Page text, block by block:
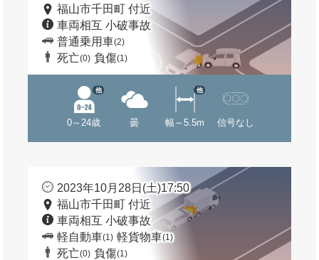
福山市千田町 付近
車両相互 小破事故
普通乗用車(2)
死亡(0) 負傷(1)
0～24歳
他
曇 幅～5.5m
他
信号なし
2023年10月28日(土)17:50
福山市千田町 付近
車両相互 小破事故
軽自動車(1) 軽貨物車(1)
死亡(0) 負傷(1)